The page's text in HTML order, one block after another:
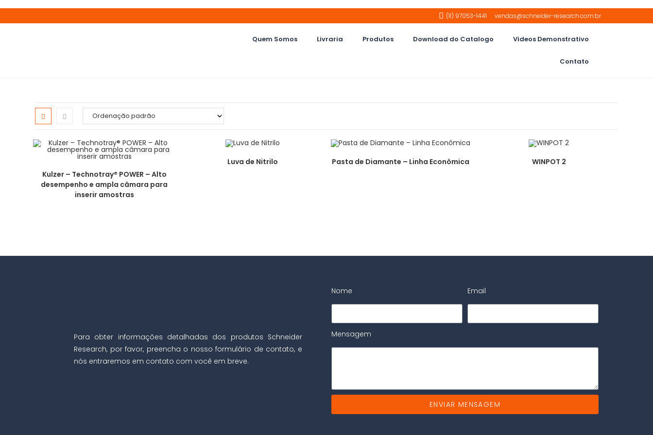
(11) 97053-1441 vendas@schneider-research.com.br
Quem Somos Livraria Produtos Download do Catalogo Videos Demonstrativo
Contato
Kulzer – Technotray® POWER – Alto
desempenho e ampla câmara para
inserir amostras
Luva de Nitrilo Pasta de Diamante – Linha Econômica WINPOT 2
Para obter informações detalhadas dos produtos Schneider
Research, por favor, preencha o nosso formulário de contato, e
nós entraremos em contato com você em breve.
Nome Email
Mensagem
ENVIAR MENSAGEM